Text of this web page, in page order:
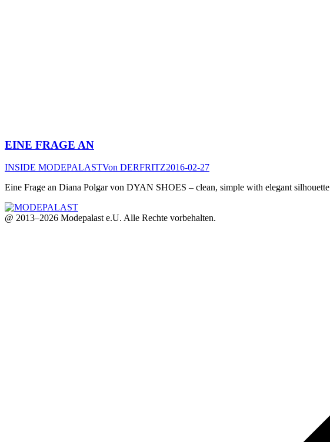
EINE FRAGE AN
INSIDE MODEPALASTVon DERFRITZ2016-02-27
Eine Frage an Diana Polgar von DYAN SHOES – clean, simple with elegant silhouette
@ 2013–2026 Modepalast e.U. Alle Rechte vorbehalten.